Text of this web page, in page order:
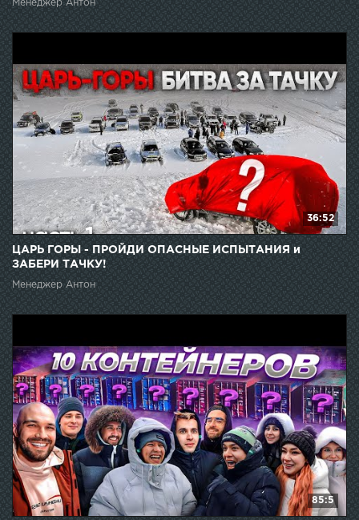
Менеджер Антон
36:52
ЦАРЬ ГОРЫ - ПРОЙДИ ОПАСНЫЕ ИСПЫТАНИЯ и
ЗАБЕРИ ТАЧКУ!
Менеджер Антон
85:5